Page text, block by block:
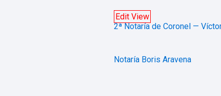
Edit View
2ª Notaría de Coronel —
Notaría Boris Aravena